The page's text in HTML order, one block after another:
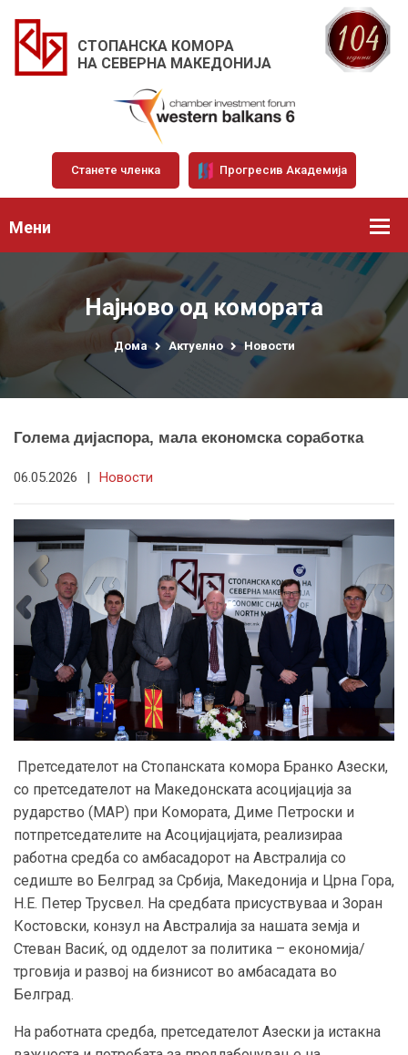
СТОПАНСКА КОМОРА
НА СЕВЕРНА МАКЕДОНИЈА
Станете членка Прогресив Академија
Мени
Најново од комората
Дома Актуелно Новости
Голема дијаспора, мала економска соработка
06.05.2026 | Новости
Претседателот на Стопанската комора Бранко Азески,
со претседателот на Македонската асоцијација за
рударство (МАР) при Комората, Диме Петроски и
потпретседателите на Асоцијацијата, реализираа
работна средба со амбасадорот на Австралија со
седиште во Белград за Србија, Македонија и Црна Гора,
Н.Е. Петер Трусвел. На средбата присуствуваа и Зоран
Костовски, конзул на Австралија за нашата земја и
Стеван Васиќ, од одделот за политика – економија/
трговија и развој на бизнисот во амбасадата во
Белград.
На работната средба, претседателот Азески ја истакна